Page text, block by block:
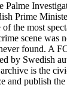
Palme
Prime
the most
scene was
found. A
by Swedish
is the
and publish